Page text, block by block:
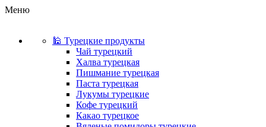
Меню
🕌 Турецкие продукты
Чай турецкий
Халва турецкая
Пишмание турецкая
Паста турецкая
Лукумы турецкие
Кофе турецкий
Какао турецкое